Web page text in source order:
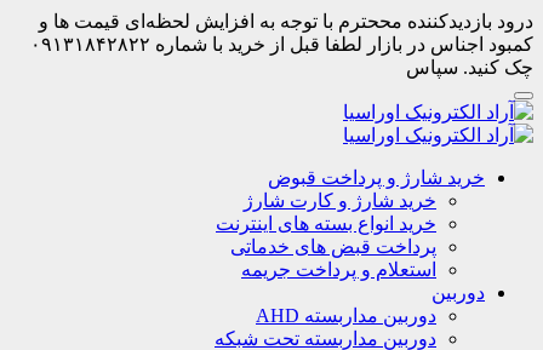
درود بازدیدکننده مححترم با توجه به افزایش لحظه‌ای قیمت ها و
کمبود اجناس در بازار لطفا قبل از خرید با شماره ۰۹۱۳۱۸۴۲۸۲۲
چک کنید. سپاس
خرید شارژ و پرداخت قبوض
خرید شارژ و کارت شارژ
خرید انواع بسته های اینترنت
پرداخت قبض های خدماتی
استعلام و پرداخت جریمه
دوربین
دوربین مداربسته AHD
دوربین مداربسته تحت شبکه